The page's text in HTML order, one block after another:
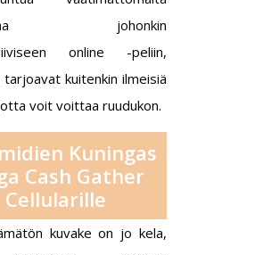
johonkin
online -peliin,
kuitenkin ilmeisiä
voit voittaa ruudukon.
Kuningas
Cash Gather
Cellularille
kuvake on jo kela,